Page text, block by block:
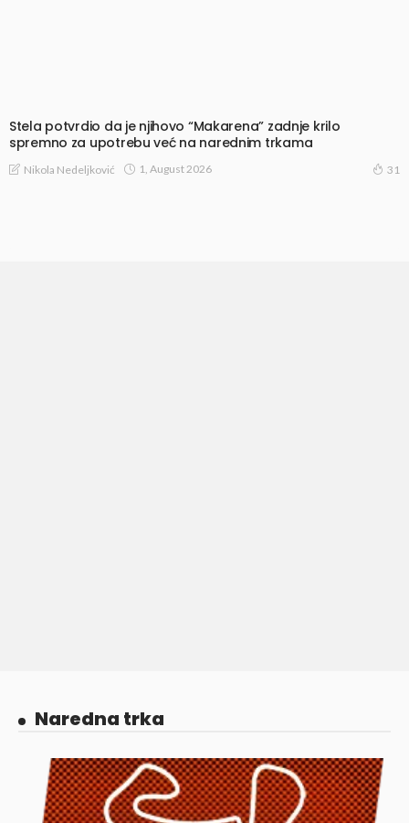
Stela potvrdio da je njihovo “Makarena” zadnje krilo
spremno za upotrebu već na narednim trkama
Nikola Nedeljković 1, August 2026 31
Naredna trka